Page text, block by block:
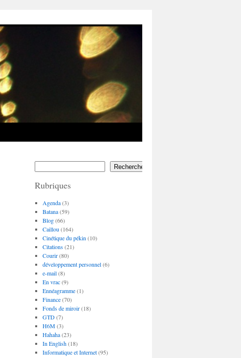
Rechercher
Rubriques
Agenda(3)
Batana(59)
Blog(66)
Caillou (164)
Cinétique du pékin (10)
Citations(21)
Courir(80)
développement personnel(6)
e-mail(8)
En vrac(9)
Ennéagramme(1)
Finance(70)
Fonds de miroir(18)
GTD(7)
H6M(3)
Hahaha(23)
In English(18)
Informatique et Internet(95)